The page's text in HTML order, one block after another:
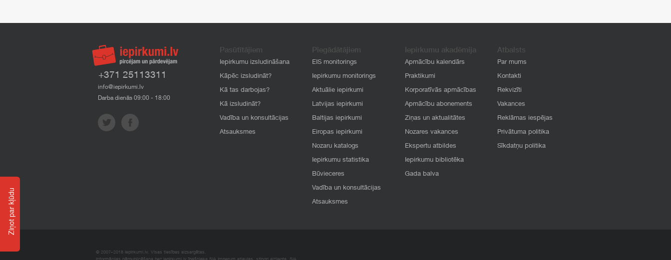
+371 25113311
info@iepirkumi.lv
Darba dienās 09:00 - 18:00
Pasūtītājiem
Iepirkumu izsludināšana
Kāpēc izsludināt?
Kā tas darbojas?
Kā izsludināt?
Vadība un konsultācijas
Atsauksmes
Piegādātājiem
EIS monitorings
Iepirkumu monitorings
Aktuālie iepirkumi
Latvijas iepirkumi
Baltijas iepirkumi
Eiropas iepirkumi
Nozaru katalogs
Iepirkumu statistika
Būvieceres
Vadība un konsultācijas
Atsauksmes
Iepirkumu akadēmija
Apmācību kalendārs
Praktikumi
Korporatīvās apmācības
Apmācību abonements
Ziņas un aktualitātes
Nozares vakances
Ekspertu atbildes
Iepirkumu bibliotēka
Gada balva
Atbalsts
Par mums
Kontakti
Rekvizīti
Vakances
Reklāmas iespējas
Privātuma politika
Sīkdatņu politika
© 2007–2018 Iepirkumi.lv. Visas tiesības aizsargātas.
Ziņot par kļūdu